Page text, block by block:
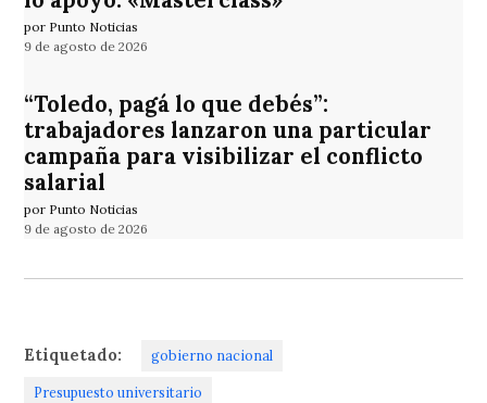
por Punto Noticias
9 de agosto de 2026
“Toledo, pagá lo que debés”:
trabajadores lanzaron una particular
campaña para visibilizar el conflicto
salarial
por Punto Noticias
9 de agosto de 2026
Etiquetado: gobierno nacional
Presupuesto universitario